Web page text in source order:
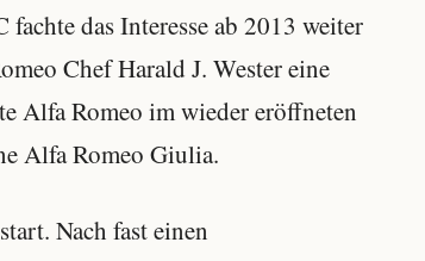
das Interesse ab 2013 weiter
Chef Harald J. Wester eine
Alfa Romeo im wieder eröffneten
Alfa Romeo Giulia.
Nach fast einen